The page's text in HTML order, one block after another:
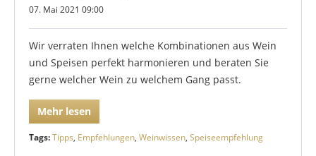
07. Mai 2021 09:00
Wir verraten Ihnen welche Kombinationen aus Wein
und Speisen perfekt harmonieren und beraten Sie
gerne welcher Wein zu welchem Gang passt.
Mehr lesen
Tags:Tipps, Empfehlungen, Weinwissen, Speiseempfehlung